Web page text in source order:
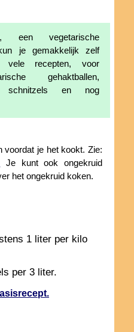
een vegetarische
je gemakkelijk zelf
recepten, voor
gehaktballen,
schnitzels en nog
voordat je het kookt. Zie:
Je kunt ook ongekruid
het ongekruid koken.
1 liter per kilo
per 3 liter.